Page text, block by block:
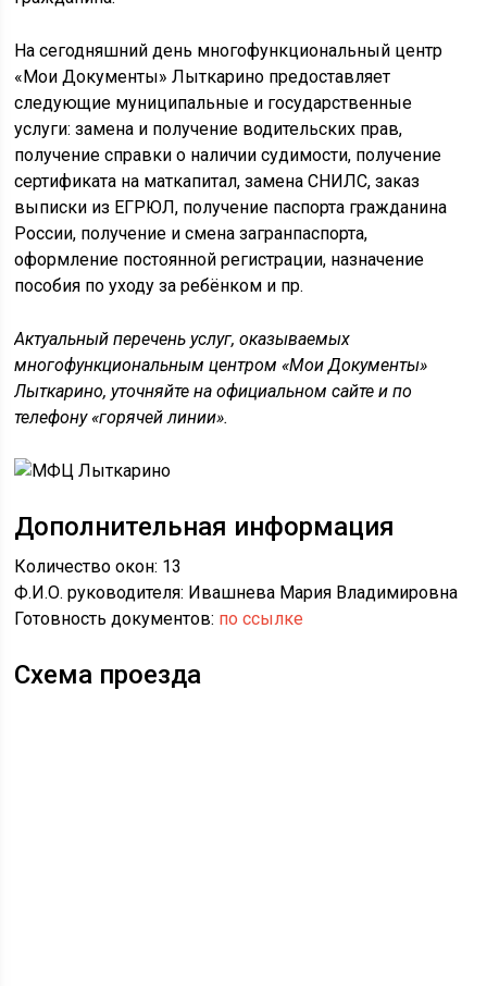
На сегодняшний день многофункциональный центр
«Мои Документы» Лыткарино предоставляет
следующие муниципальные и государственные
услуги: замена и получение водительских прав,
получение справки о наличии судимости, получение
сертификата на маткапитал, замена СНИЛС, заказ
выписки из ЕГРЮЛ, получение паспорта гражданина
России, получение и смена загранпаспорта,
оформление постоянной регистрации, назначение
пособия по уходу за ребёнком и пр.
Актуальный перечень услуг, оказываемых
многофункциональным центром «Мои Документы»
Лыткарино, уточняйте на официальном сайте и по
телефону «горячей линии».
Дополнительная информация
Количество окон: 13
Ф.И.О. руководителя: Ивашнева Мария Владимировна
Готовность документов: по ссылке
Схема проезда